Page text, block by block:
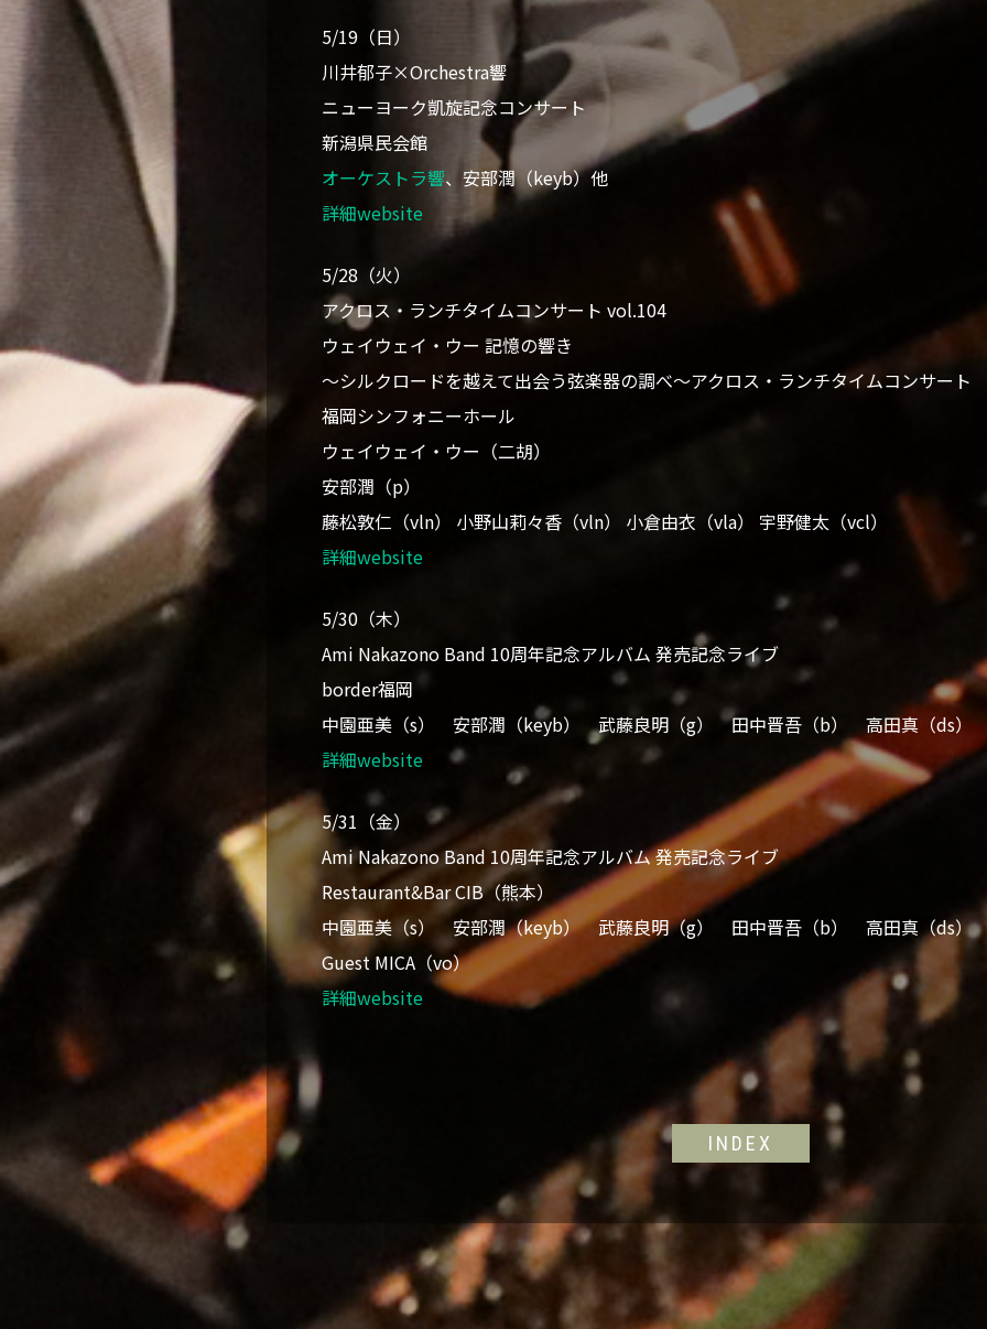
5/19（日）
川井郁子×Orchestra響
ニューヨーク凱旋記念コンサート
新潟県民会館
オーケストラ響、安部潤（keyb）他
詳細website
5/28（火）
アクロス・ランチタイムコンサート vol.104
ウェイウェイ・ウー 記憶の響き
～シルクロードを越えて出会う弦楽器の調べ～アクロス・ランチタイムコンサート
福岡シンフォニーホール
ウェイウェイ・ウー（二胡）
安部潤（p）
藤松敦仁（vln） 小野山莉々香（vln） 小倉由衣（vla） 宇野健太（vcl）
詳細website
5/30（木）
Ami Nakazono Band 10周年記念アルバム 発売記念ライブ
border福岡
中園亜美（s） 安部潤（keyb） 武藤良明（g） 田中晋吾（b） 高田真（ds）
詳細website
5/31（金）
Ami Nakazono Band 10周年記念アルバム 発売記念ライブ
Restaurant&Bar CIB（熊本）
中園亜美（s） 安部潤（keyb） 武藤良明（g） 田中晋吾（b） 高田真（ds）
Guest MICA（vo）
詳細website
INDEX